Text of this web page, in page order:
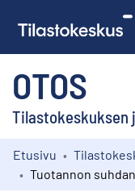
OTOS
Tilastokeskuksen
Kokoelmat
Etusivu